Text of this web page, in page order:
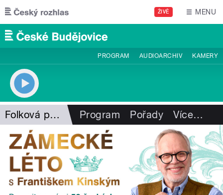
Přejít k hlavnímu obsahu
ŽIVĚ MENU
PROGRAM AUDIOARCHIV KAMERY
Folková pohlazení Program Pořady Více…